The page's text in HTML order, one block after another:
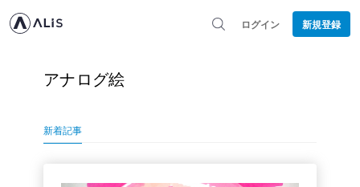
ログイン 新規登録
アナログ絵
新着記事